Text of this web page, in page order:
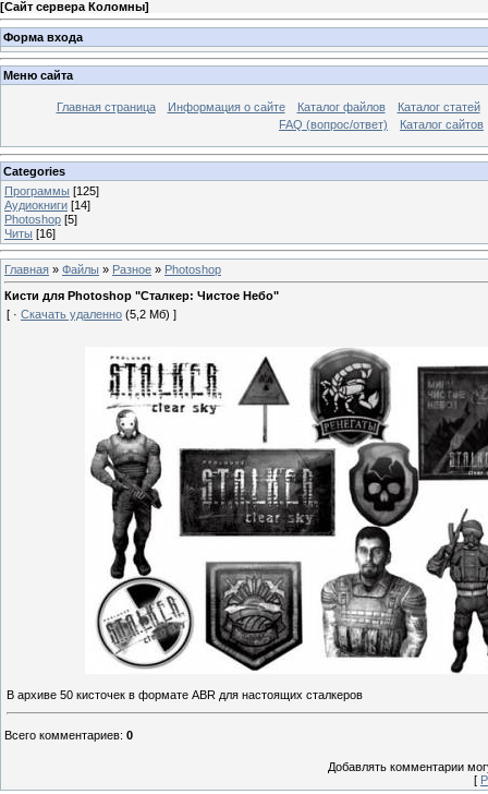
[Сайт сервера Коломны]
Форма входа
Меню сайта
Главная страница Информация о сайте Каталог файлов
Каталог статей
FAQ (вопрос/ответ)
Каталог сайтов
Categories
Программы [125]
Аудиокниги [14]
Photoshop [5]
Читы [16]
Главная » Файлы » Разное » Photoshop
Кисти для Photoshop "Сталкер: Чистое Небо"
[ · Скачать удаленно (5,2 Мб) ]
В архиве 50 кисточек в формате ABR для настоящих сталкеров
Всего комментариев: 0
Добавлять комментарии
[